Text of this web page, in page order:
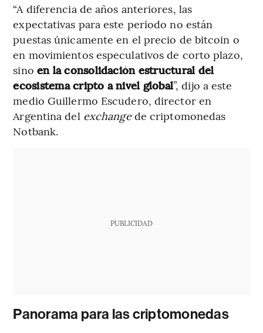
“A diferencia de años anteriores, las
expectativas para este período no están
puestas únicamente en el precio de bitcoin o
en movimientos especulativos de corto plazo,
sino en la consolidación estructural del
ecosistema cripto a nivel global”, dijo a este
medio Guillermo Escudero, director en
Argentina del exchangede criptomonedas
Notbank.
PUBLICIDAD
Panorama para las criptomonedas